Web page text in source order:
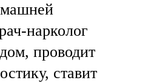
нарколог
проводит
ставит